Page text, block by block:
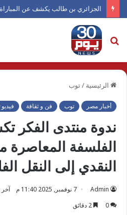
بحث
عن
الرئيسية /توب
أخبار مصر توب فن و ثقافة فيديو 30 يوم
ندوة منتدى الفكر
الفلسفة المعاصرة
النقدي إلى النقل
Admin 7 نوفمبر, 2025 11:40 م
آخر تحديث:
0